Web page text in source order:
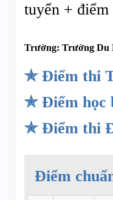
tuyển +
Trường: Trường Du
✯ Điểm thi
✯ Điểm học
✯ Điểm thi
Điểm